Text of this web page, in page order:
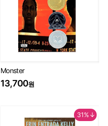
Monster
13,700원
31%↓